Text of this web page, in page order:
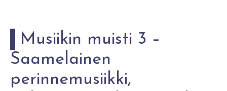
Musiikin muisti 3 –
Saamelainen
perinnemusiikki,